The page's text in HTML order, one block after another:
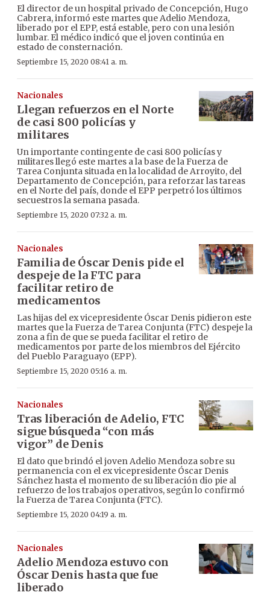
El director de un hospital privado de Concepción, Hugo
Cabrera, informó este martes que Adelio Mendoza,
liberado por el EPP, está estable, pero con una lesión
lumbar. El médico indicó que el joven continúa en
estado de consternación.
Septiembre 15, 2020 08:41 a. m.
Nacionales
Llegan refuerzos en el Norte
de casi 800 policías y
militares
Un importante contingente de casi 800 policías y
militares llegó este martes a la base de la Fuerza de
Tarea Conjunta situada en la localidad de Arroyito, del
Departamento de Concepción, para reforzar las tareas
en el Norte del país, donde el EPP perpetró los últimos
secuestros la semana pasada.
Septiembre 15, 2020 07:32 a. m.
Nacionales
Familia de Óscar Denis pide el
despeje de la FTC para
facilitar retiro de
medicamentos
Las hijas del ex vicepresidente Óscar Denis pidieron este
martes que la Fuerza de Tarea Conjunta (FTC) despeje la
zona a fin de que se pueda facilitar el retiro de
medicamentos por parte de los miembros del Ejército
del Pueblo Paraguayo (EPP).
Septiembre 15, 2020 05:16 a. m.
Nacionales
Tras liberación de Adelio, FTC
sigue búsqueda “con más
vigor” de Denis
El dato que brindó el joven Adelio Mendoza sobre su
permanencia con el ex vicepresidente Óscar Denis
Sánchez hasta el momento de su liberación dio pie al
refuerzo de los trabajos operativos, según lo confirmó
la Fuerza de Tarea Conjunta (FTC).
Septiembre 15, 2020 04:19 a. m.
Nacionales
Adelio Mendoza estuvo con
Óscar Denis hasta que fue
liberado